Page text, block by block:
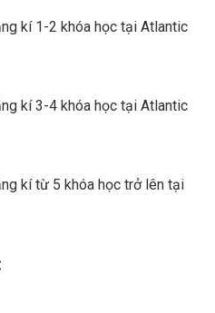
kí 1-2 khóa học tại Atlantic
kí 3-4 khóa học tại Atlantic
kí từ 5 khóa học trở lên tại